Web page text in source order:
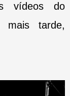
vídeos do
mais tarde,